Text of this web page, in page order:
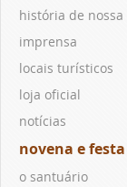
história de nossa
imprensa
locais turísticos
loja oficial
notícias
novena e festa
o santuário